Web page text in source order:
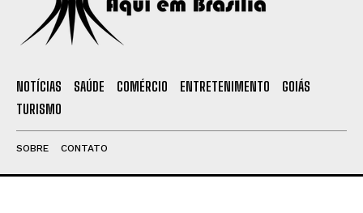
NOTÍCIAS SAÚDE COMÉRCIO ENTRETENIMENTO
GOIÁS
TURISMO
SOBRE CONTATO